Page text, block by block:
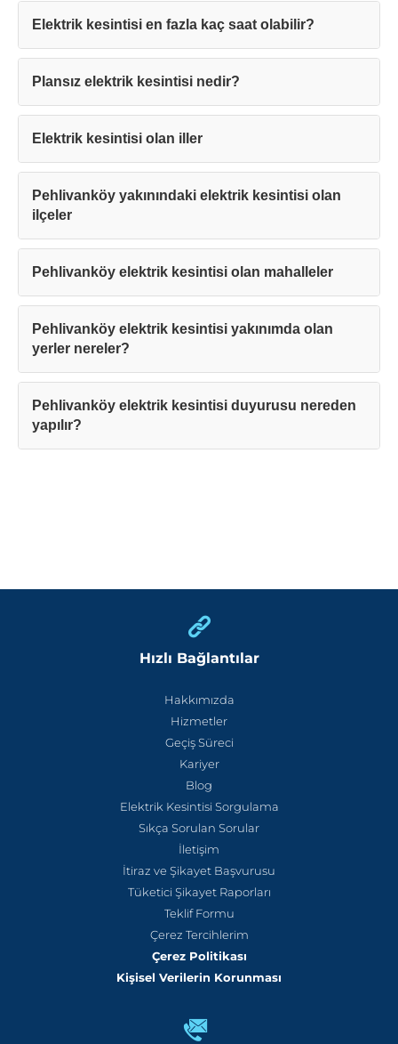
Elektrik kesintisi en fazla kaç saat olabilir?
Plansız elektrik kesintisi nedir?
Elektrik kesintisi olan iller
Pehlivanköy yakınındaki elektrik kesintisi olan
ilçeler
Pehlivanköy elektrik kesintisi olan mahalleler
Pehlivanköy elektrik kesintisi yakınımda olan
yerler nereler?
Pehlivanköy elektrik kesintisi duyurusu nereden
yapılır?
Hızlı Bağlantılar
Hakkımızda
Hizmetler
Geçiş Süreci
Kariyer
Blog
Elektrik Kesintisi Sorgulama
Sıkça Sorulan Sorular
İletişim
İtiraz ve Şikayet Başvurusu
Tüketici Şikayet Raporları
Teklif Formu
Çerez Tercihlerim
Çerez Politikası
Kişisel Verilerin Korunması
Teşekkürler!
sürede sizinle iletişime geçilecektir.